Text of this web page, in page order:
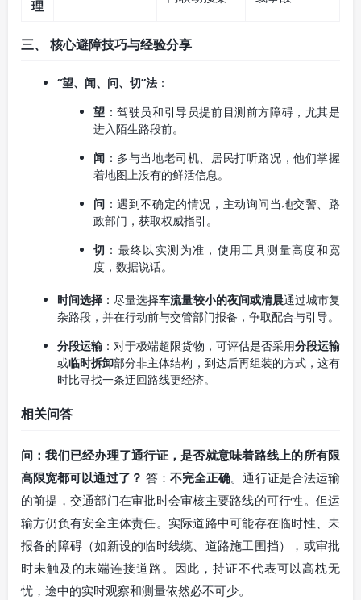
理
三、 核心避障技巧与经验分享
“望、闻、问、切”法 ：
望 ：驾驶员和引导员提前目测前方障碍，尤其是
进入陌生路段前。
闻 ：多与当地老司机、居民打听路况，他们掌握
着地图上没有的鲜活信息。
问 ：遇到不确定的情况，主动询问当地交警、路
政部门，获取权威指引。
切 ：最终以实测为准，使用工具测量高度和宽
度，数据说话。
时间选择 ：尽量选择车流量较小的夜间或清晨通过城市复
杂路段，并在行动前与交管部门报备，争取配合与引导。
分段运输 ：对于极端超限货物，可评估是否采用分段运输
或临时拆卸部分非主体结构，到达后再组装的方式，这有
时比寻找一条迂回路线更经济。
相关问答
问：我们已经办理了通行证，是否就意味着路线上的所有限
高限宽都可以通过了？ 答：不完全正确。通行证是合法运输
的前提，交通部门在审批时会审核主要路线的可行性。但运
输方仍负有安全主体责任。实际道路中可能存在临时性、未
报备的障碍（如新设的临时线缆、道路施工围挡），或审批
时未触及的末端连接道路。因此，持证不代表可以高枕无
忧，途中的实时观察和测量依然必不可少。